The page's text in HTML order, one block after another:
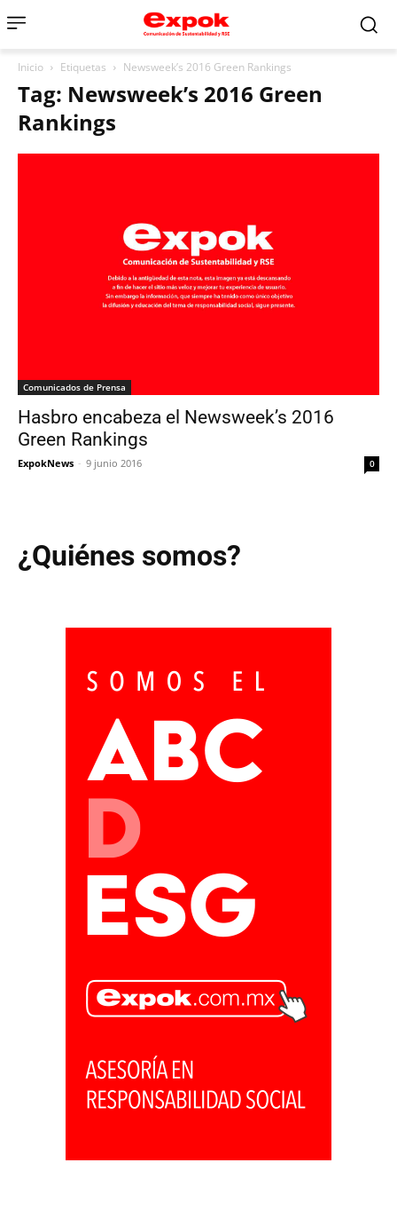
Inicio Etiquetas Newsweek’s 2016 Green Rankings
Tag: Newsweek’s 2016 Green
Rankings
Comunicados de Prensa
Hasbro encabeza el Newsweek’s 2016
Green Rankings
ExpokNews - 9 junio 2016 0
¿Quiénes somos?